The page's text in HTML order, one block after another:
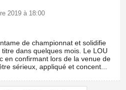
2019 à 18:00
de championnat et solidifie
dans quelques mois. Le LOU
en confirmant lors de la venue de
sérieux, appliqué et concent...